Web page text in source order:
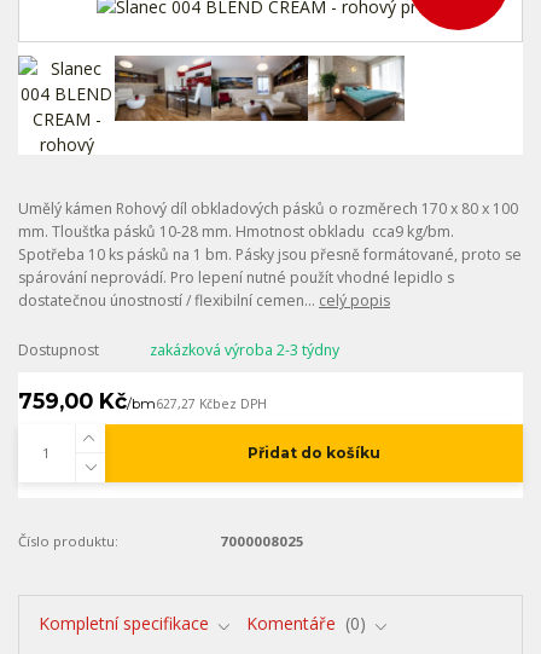
Umělý kámen Rohový díl obkladových pásků o rozměrech 170 x 80 x 100
mm. Tloušťka pásků 10-28 mm. Hmotnost obkladu cca9 kg/bm.
Spotřeba 10 ks pásků na 1 bm. Pásky jsou přesně formátované, proto se
spárování neprovádí. Pro lepení nutné použít vhodné lepidlo s
dostatečnou únostností / flexibilní cemen... celý popis
Dostupnost zakázková výroba 2-3 týdny
759,00 Kč/bm627,27 Kčbez DPH
Přidat do košíku
Číslo produktu: 7000008025
Kompletní specifikace Komentáře
0